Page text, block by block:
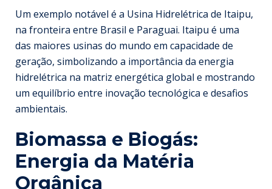
Um exemplo notável é a Usina Hidrelétrica de Itaipu,
na fronteira entre Brasil e Paraguai. Itaipu é uma
das maiores usinas do mundo em capacidade de
geração, simbolizando a importância da energia
hidrelétrica na matriz energética global e mostrando
um equilíbrio entre inovação tecnológica e desafios
ambientais.
Biomassa e Biogás:
Energia da Matéria
Orgânica